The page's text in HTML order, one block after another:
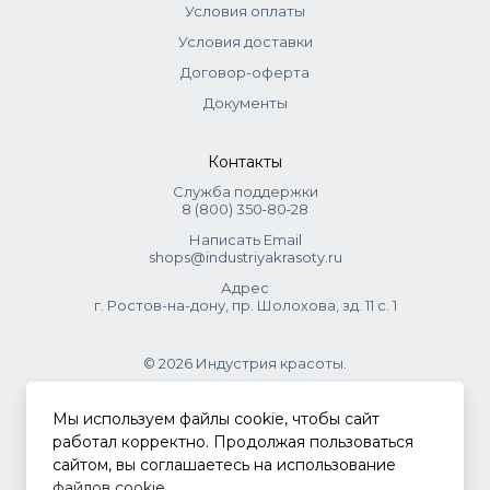
Условия оплаты
Условия доставки
Договор-оферта
Документы
Контакты
Служба поддержки
8 (800) 350‑80‑28
Написать Email
shops@industriyakrasoty.ru
Адрес
г. Ростов-на-дону, пр. Шолохова, зд. 11 с. 1
© 2026 Индустрия красоты.
.
Политика конфиденциальности
Мы используем файлы cookie, чтобы сайт
работал корректно. Продолжая пользоваться
сайтом, вы соглашаетесь на использование